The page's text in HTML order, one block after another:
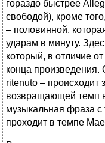
гораздо быстрее
свободой), кроме
– половинной,
ударам в минуту.
который, в отличие
конца
ritenuto – происходит
возвращающей темп
музыкальная фраза с
проходит в темпе